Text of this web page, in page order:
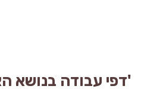
'דפי עבודה בנושא